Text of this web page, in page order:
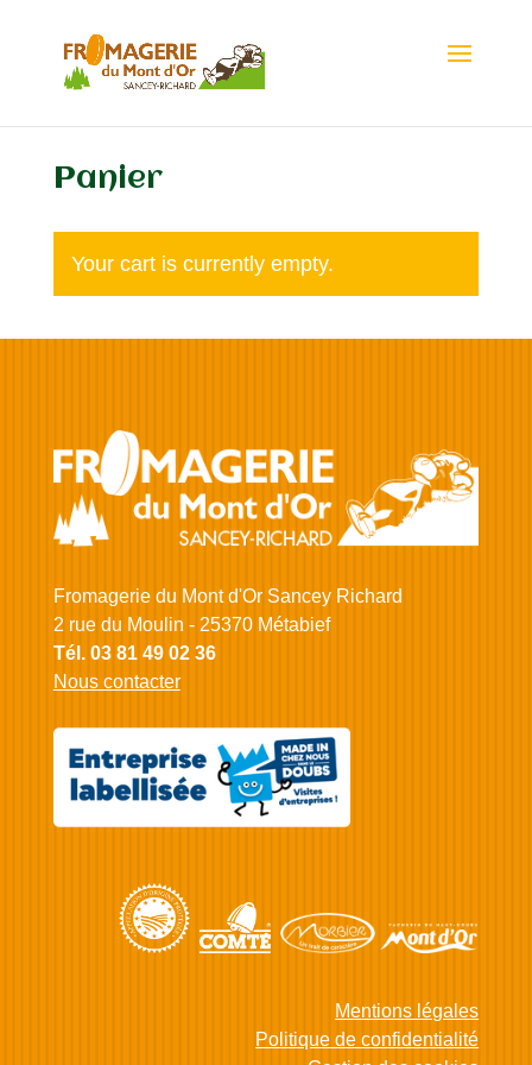
Panier
Your cart is currently empty.
Fromagerie du Mont d'Or Sancey Richard
2 rue du Moulin - 25370 Métabief
Tél. 03 81 49 02 36
Nous contacter
Mentions légales
Politique de confidentialité